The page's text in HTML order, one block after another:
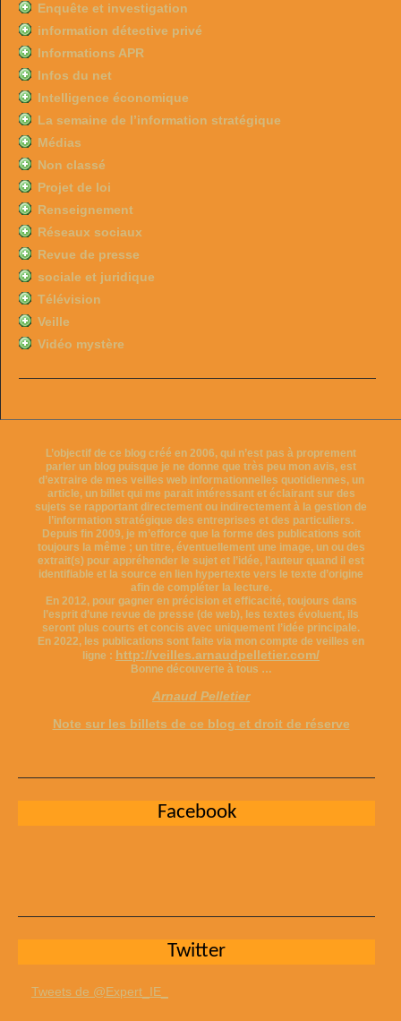
Enquête et investigation
information détective privé
Informations APR
Infos du net
Intelligence économique
La semaine de l’information stratégique
Médias
Non classé
Projet de loi
Renseignement
Réseaux sociaux
Revue de presse
sociale et juridique
Télévision
Veille
Vidéo mystère
L’objectif de ce blog créé en 2006, qui n’est pas à proprement
parler un blog puisque je ne donne que très peu mon avis, est
d’extraire de mes veilles web informationnelles quotidiennes, un
article, un billet qui me parait intéressant et éclairant sur des
sujets se rapportant directement ou indirectement à la gestion de
l’information stratégique des entreprises et des particuliers.
Depuis fin 2009, je m’efforce que la forme des publications soit
toujours la même ; un titre, éventuellement une image, un ou des
extrait(s) pour appréhender le sujet et l’idée, l’auteur quand il est
identifiable et la source en lien hypertexte vers le texte d’origine
afin de compléter la lecture.
En 2012, pour gagner en précision et efficacité, toujours dans
l’esprit d’une revue de presse (de web), les textes évoluent, ils
seront plus courts et concis avec uniquement l’idée principale.
En 2022, les publications sont faite via mon compte de veilles en
ligne : http://veilles.arnaudpelletier.com/
Bonne découverte à tous …
Arnaud Pelletier
Note sur les billets de ce blog et droit de réserve
Facebook
Twitter
Tweets de @Expert_IE_